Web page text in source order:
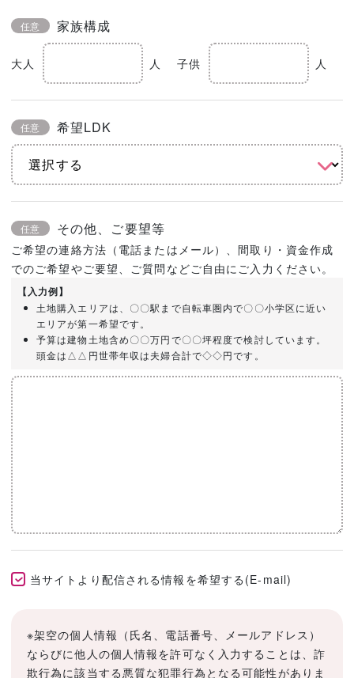
任意 家族構成
大人 人 子供 人
任意 希望LDK
任意 その他、ご要望等
ご希望の連絡方法（電話またはメール）、間取り・資金作成
でのご希望やご要望、ご質問などご自由にご入力ください。
【入力例】
土地購入エリアは、〇〇駅まで自転車圏内で〇〇小学区に近い
エリアが第一希望です。
予算は建物土地含め〇〇万円で〇〇坪程度で検討しています。
頭金は△△円世帯年収は夫婦合計で◇◇円です。
当サイトより配信される情報を希望する(E-mail)
※架空の個人情報（氏名、電話番号、メールアドレス）
ならびに他人の個人情報を許可なく入力することは、詐
欺行為に該当する悪質な犯罪行為となる可能性がありま